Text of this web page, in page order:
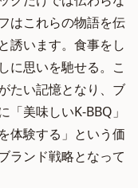
はこれらの物語を伝
誘います。食事をし
に思いを馳せる。こ
たい記憶となり、ブ
美味しいK-BBQ」
体験する」という価
ランド戦略となって